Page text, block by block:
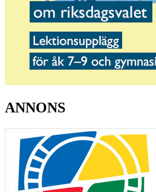
ANNONS